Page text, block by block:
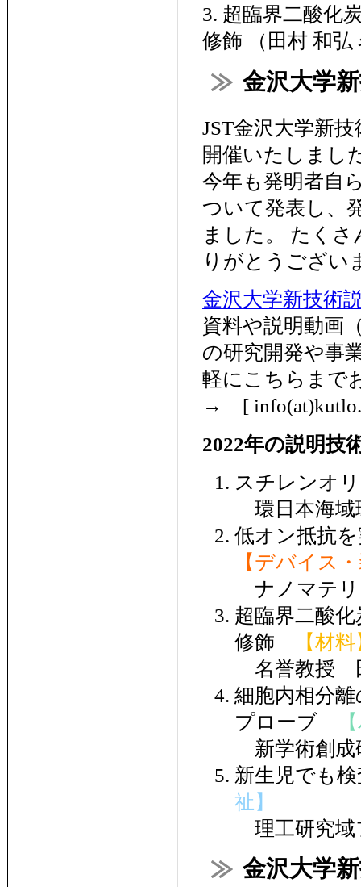
3. 超臨界二酸化
修飾 （田村 和弘
金沢大学
JST金沢大学新
開催いたしまし
今年も発明者自
ついて発表し、
ました。 たく
りがとうござい
金沢大学新技術
資料や説明動画
の研究開発や事
軽にこちらまで
→ [
2022年の説明技
スチレンオ
環日本海
低オン抵抗
【デバイス
ナノマテ
超臨界二酸
修飾
【材
名誉教授
細胞内相分
プローブ
新学術創
新生児でも
祉】
理工研究
金沢大学